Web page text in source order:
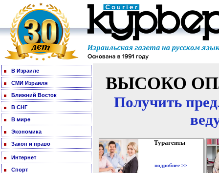
В Израиле
СМИ Израиля
Ближний Восток
В СНГ
В мире
Экономика
Закон и право
Интернет
Спорт
ВЫСОКО
Получить
Турагенты
подробнее >>